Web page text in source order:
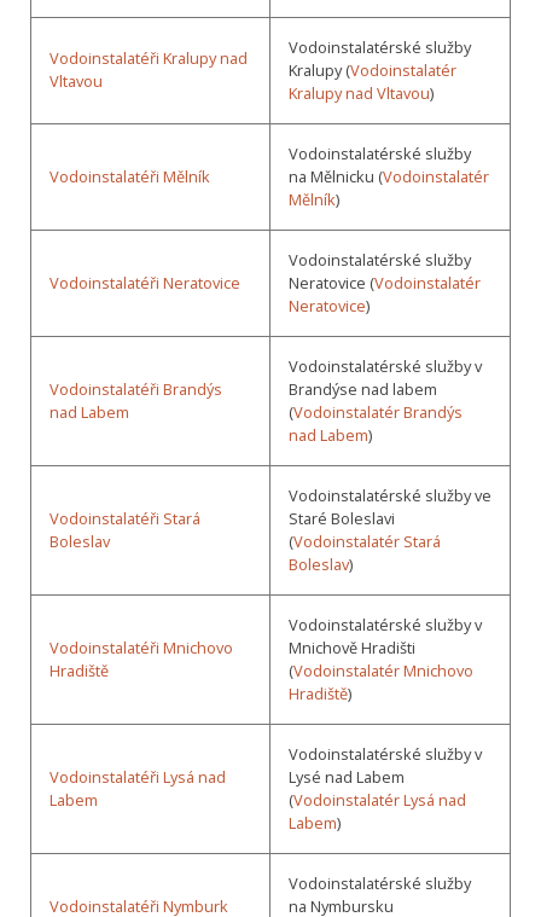
Vodoinstalatéři Kralupy nad
Vltavou
Vodoinstalatérské služby
Kralupy (Vodoinstalatér
Kralupy nad Vltavou)
Vodoinstalatéři Mělník
Vodoinstalatérské služby
na Mělnicku (Vodoinstalatér
Mělník)
Vodoinstalatéři Neratovice
Vodoinstalatérské služby
Neratovice (Vodoinstalatér
Neratovice)
Vodoinstalatéři Brandýs
nad Labem
Vodoinstalatérské služby v
Brandýse nad labem
(Vodoinstalatér Brandýs
nad Labem)
Vodoinstalatéři Stará
Boleslav
Vodoinstalatérské služby ve
Staré Boleslavi
(Vodoinstalatér Stará
Boleslav)
Vodoinstalatéři Mnichovo
Hradiště
Vodoinstalatérské služby v
Mnichově Hradišti
(Vodoinstalatér Mnichovo
Hradiště)
Vodoinstalatéři Lysá nad
Labem
Vodoinstalatérské služby v
Lysé nad Labem
(Vodoinstalatér Lysá nad
Labem)
Vodoinstalatéři Nymburk
Vodoinstalatérské služby
na Nymbursku